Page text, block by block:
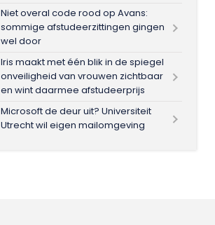
Niet overal code rood op Avans:
sommige afstudeerzittingen gingen
wel door
Iris maakt met één blik in de spiegel
onveiligheid van vrouwen zichtbaar
en wint daarmee afstudeerprijs
Microsoft de deur uit? Universiteit
Utrecht wil eigen mailomgeving